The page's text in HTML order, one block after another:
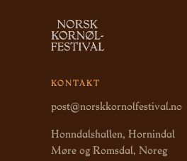
KONTAKT
post@norskkornolfestival.no
Honndalshallen, Hornindal
Møre og Romsdal, Noreg